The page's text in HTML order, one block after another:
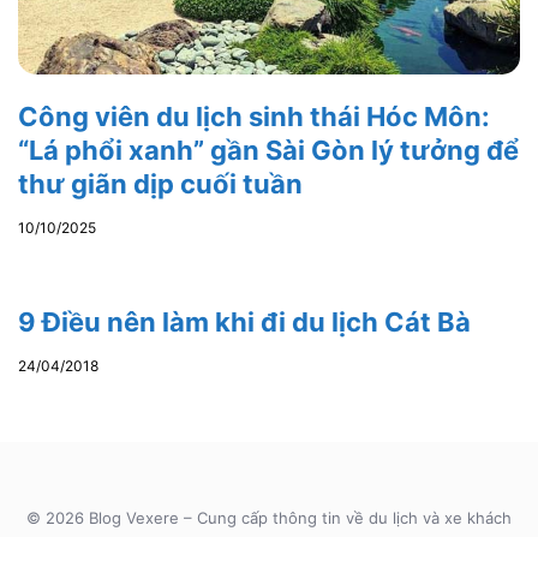
Công viên du lịch sinh thái Hóc Môn:
“Lá phổi xanh” gần Sài Gòn lý tưởng để
thư giãn dịp cuối tuần
10/10/2025
9 Điều nên làm khi đi du lịch Cát Bà
24/04/2018
© 2026 Blog Vexere – Cung cấp thông tin về du lịch và xe khách